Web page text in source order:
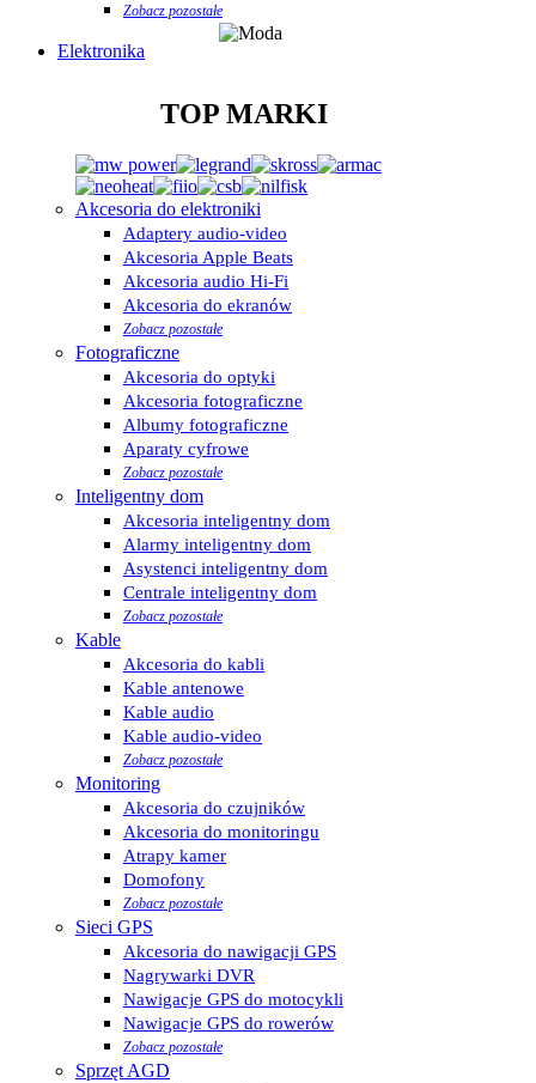
Zobacz pozostałe
Elektronika
TOP MARKI
Akcesoria do elektroniki
Adaptery audio-video
Akcesoria Apple Beats
Akcesoria audio Hi-Fi
Akcesoria do ekranów
Zobacz pozostałe
Fotograficzne
Akcesoria do optyki
Akcesoria fotograficzne
Albumy fotograficzne
Aparaty cyfrowe
Zobacz pozostałe
Inteligentny dom
Akcesoria inteligentny dom
Alarmy inteligentny dom
Asystenci inteligentny dom
Centrale inteligentny dom
Zobacz pozostałe
Kable
Akcesoria do kabli
Kable antenowe
Kable audio
Kable audio-video
Zobacz pozostałe
Monitoring
Akcesoria do czujników
Akcesoria do monitoringu
Atrapy kamer
Domofony
Zobacz pozostałe
Sieci GPS
Akcesoria do nawigacji GPS
Nagrywarki DVR
Nawigacje GPS do motocykli
Nawigacje GPS do rowerów
Zobacz pozostałe
Sprzęt AGD